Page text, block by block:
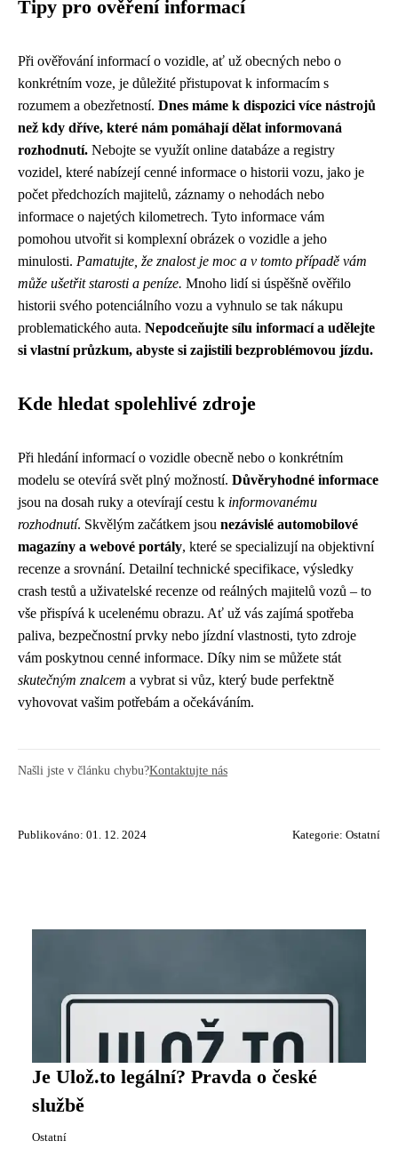
Tipy pro ověření informací
Při ověřování informací o vozidle, ať už obecných nebo o
konkrétním voze, je důležité přistupovat k informacím s
rozumem a obezřetností. Dnes máme k dispozici více nástrojů
než kdy dříve, které nám pomáhají dělat informovaná
rozhodnutí. Nebojte se využít online databáze a registry
vozidel, které nabízejí cenné informace o historii vozu, jako je
počet předchozích majitelů, záznamy o nehodách nebo
informace o najetých kilometrech. Tyto informace vám
pomohou utvořit si komplexní obrázek o vozidle a jeho
minulosti. Pamatujte, že znalost je moc a v tomto případě vám
může ušetřit starosti a peníze. Mnoho lidí si úspěšně ověřilo
historii svého potenciálního vozu a vyhnulo se tak nákupu
problematického auta. Nepodceňujte sílu informací a udělejte
si vlastní průzkum, abyste si zajistili bezproblémovou jízdu.
Kde hledat spolehlivé zdroje
Při hledání informací o vozidle obecně nebo o konkrétním
modelu se otevírá svět plný možností. Důvěryhodné informace
jsou na dosah ruky a otevírají cestu k informovanému
rozhodnutí. Skvělým začátkem jsou nezávislé automobilové
magazíny a webové portály, které se specializují na objektivní
recenze a srovnání. Detailní technické specifikace, výsledky
crash testů a uživatelské recenze od reálných majitelů vozů – to
vše přispívá k ucelenému obrazu. Ať už vás zajímá spotřeba
paliva, bezpečnostní prvky nebo jízdní vlastnosti, tyto zdroje
vám poskytnou cenné informace. Díky nim se můžete stát
skutečným znalcem a vybrat si vůz, který bude perfektně
vyhovovat vašim potřebám a očekáváním.
Našli jste v článku chybu?Kontaktujte nás
Publikováno: 01. 12. 2024 Kategorie: Ostatní
Je Ulož.to legální? Pravda o české
službě
Ostatní